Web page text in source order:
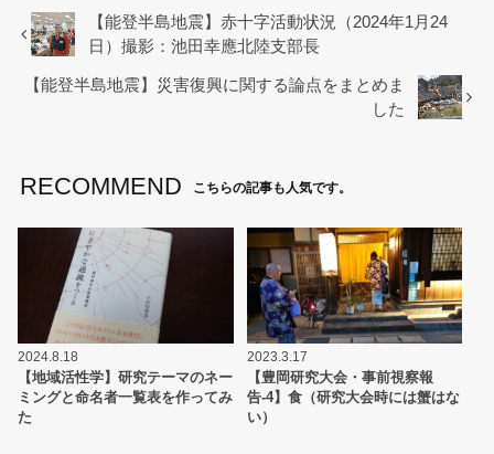
b
o
o
【能登半島地震】赤十字活動状況（2024年1月24
日）撮影：池田幸應北陸支部長
【能登半島地震】災害復興に関する論点をまとめま
した
RECOMMEND こちらの記事も人気です。
2024.8.18
【地域活性学】研究テーマのネー
ミングと命名者一覧表を作ってみ
た
2023.3.17
【豊岡研究大会・事前視察報
告-4】食（研究大会時には蟹はな
い）